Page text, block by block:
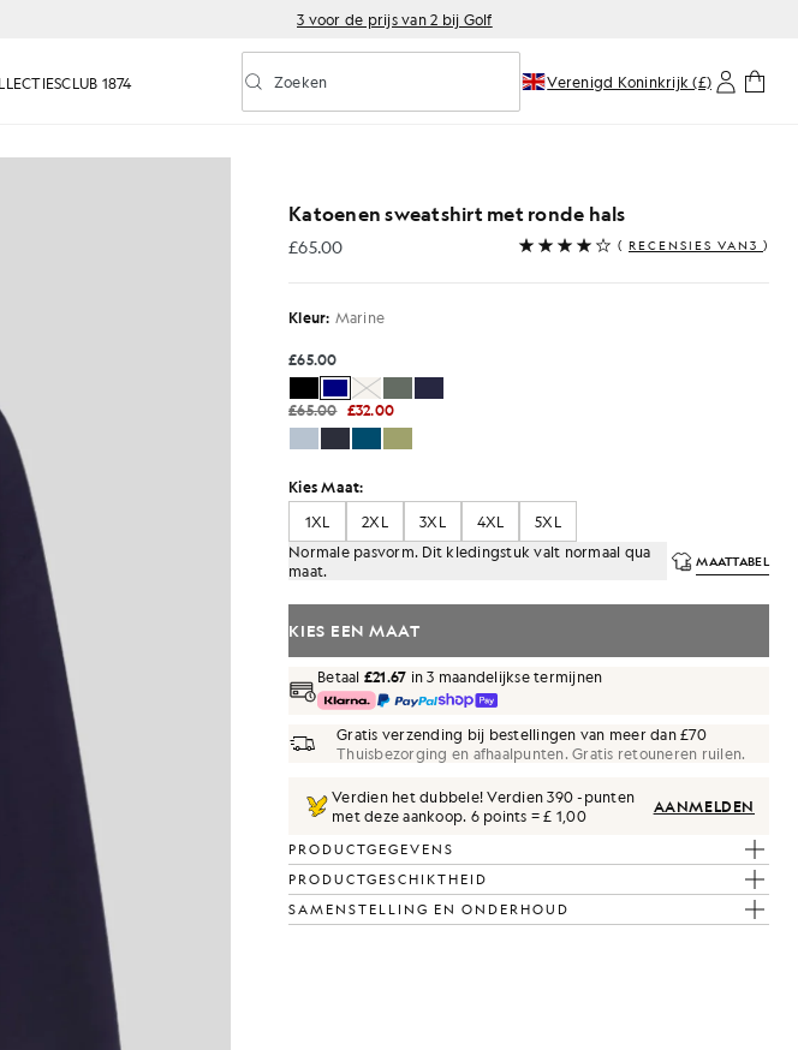
3 voor de prijs van 2 bij Golf
CLUB 1874 Voorspellend zoeken in- of uitschakelen
Zoeken Verenigd Koninkrijk (£)
Katoenen sweatshirt met ronde hals
£65.00
£65.00 ( RECENSIES VAN3 )
Kleur: Marine
£65.00
£65.00 £32.00
Kies Maat:
1XL
2XL 3XL 4XL
5XL
Normale pasvorm. Dit kledingstuk valt normaal qua
maat.
MAATTABEL
KIES EEN MAAT
Betaal £21.67 in 3 maandelijkse termijnen
Gratis verzending bij bestellingen van meer dan £70
Thuisbezorging en afhaalpunten. Gratis retouneren ruilen.
Verdien het dubbele! Verdien390-punten
met deze aankoop. 6 points = £ 1,00 AANMELDEN
PRODUCTGEGEVENS
PRODUCTGESCHIKTHEID
SAMENSTELLING EN ONDERHOUD